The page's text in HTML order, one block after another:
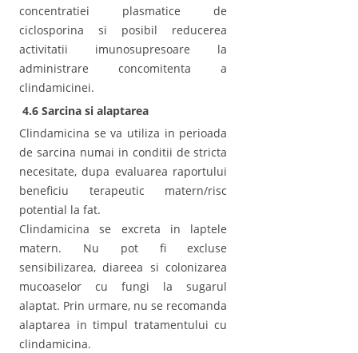
concentratiei plasmatice de
ciclosporina si posibil reducerea
activitatii imunosupresoare la
administrare concomitenta a
clindamicinei.
4.6 Sarcina si alaptarea
Clindamicina se va utiliza in perioada
de sarcina numai in conditii de stricta
necesitate, dupa evaluarea raportului
beneficiu terapeutic matern/risc
potential la fat.
Clindamicina se excreta in laptele
matern. Nu pot fi excluse
sensibilizarea, diareea si colonizarea
mucoaselor cu fungi la sugarul
alaptat. Prin urmare, nu se recomanda
alaptarea in timpul tratamentului cu
clindamicina.